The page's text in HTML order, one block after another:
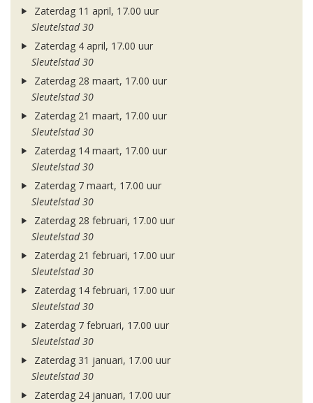
Zaterdag 11 april, 17.00 uur
Sleutelstad 30
Zaterdag 4 april, 17.00 uur
Sleutelstad 30
Zaterdag 28 maart, 17.00 uur
Sleutelstad 30
Zaterdag 21 maart, 17.00 uur
Sleutelstad 30
Zaterdag 14 maart, 17.00 uur
Sleutelstad 30
Zaterdag 7 maart, 17.00 uur
Sleutelstad 30
Zaterdag 28 februari, 17.00 uur
Sleutelstad 30
Zaterdag 21 februari, 17.00 uur
Sleutelstad 30
Zaterdag 14 februari, 17.00 uur
Sleutelstad 30
Zaterdag 7 februari, 17.00 uur
Sleutelstad 30
Zaterdag 31 januari, 17.00 uur
Sleutelstad 30
Zaterdag 24 januari, 17.00 uur